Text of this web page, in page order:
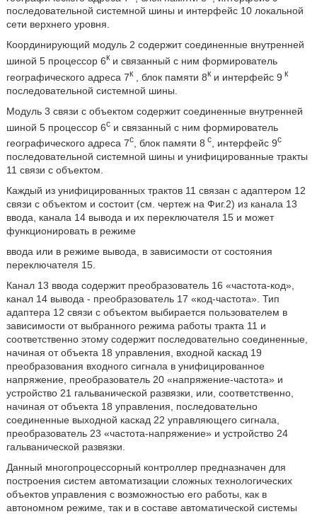
последовательной системной шины и интерфейс 10 локальной
сети верхнего уровня.
Координирующий модуль 2 содержит соединенные внутренней
шиной 5 процессор 6ки связанный с ним формирователь
географического адреса 7к, блок памяти 8ки интерфейс 9 к
последовательной системной шины.
Модуль 3 связи с объектом содержит соединенные внутренней
шиной 5 процессор 6си связанный с ним формирователь
географического адреса 7с, блок памяти 8 с, интерфейс 9с
последовательной системной шины и унифицированные тракты
11 связи с объектом.
Каждый из унифицированных трактов 11 связан с адаптером 12
связи с объектом и состоит (см. чертеж на Фиг.2) из канала 13
ввода, канала 14 вывода и их переключателя 15 и может
функционировать в режиме
ввода или в режиме вывода, в зависимости от состояния
переключателя 15.
Канал 13 ввода содержит преобразователь 16 «частота-код»,
канал 14 вывода - преобразователь 17 «код-частота». Тип
адаптера 12 связи с объектом выбирается пользователем в
зависимости от выбранного режима работы тракта 11 и
соответственно этому содержит последовательно соединенные,
начиная от объекта 18 управления, входной каскад 19
преобразования входного сигнала в унифицированное
напряжение, преобразователь 20 «напряжение-частота» и
устройство 21 гальванической развязки, или, соответственно,
начиная от объекта 18 управления, последовательно
соединенные выходной каскад 22 управляющего сигнала,
преобразователь 23 «частота-напряжение» и устройство 24
гальванической развязки.
Данный многопроцессорный контроллер предназначен для
построения систем автоматизации сложных технологических
объектов управления с возможностью его работы, как в
автономном режиме, так и в составе автоматической системы